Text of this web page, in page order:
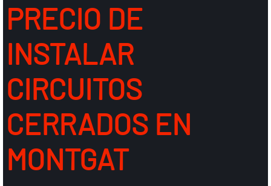
PRECIO DE
INSTALAR
CIRCUITOS
CERRADOS EN
MONTGAT